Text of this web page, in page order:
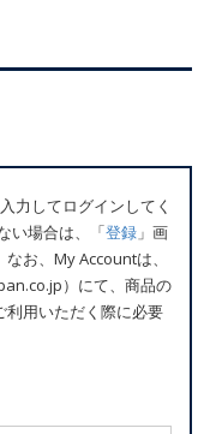
力してログインしてく
い場合は、「登録 」画
お、My Accountは、
）にて、商品の
利用いただく際に必要